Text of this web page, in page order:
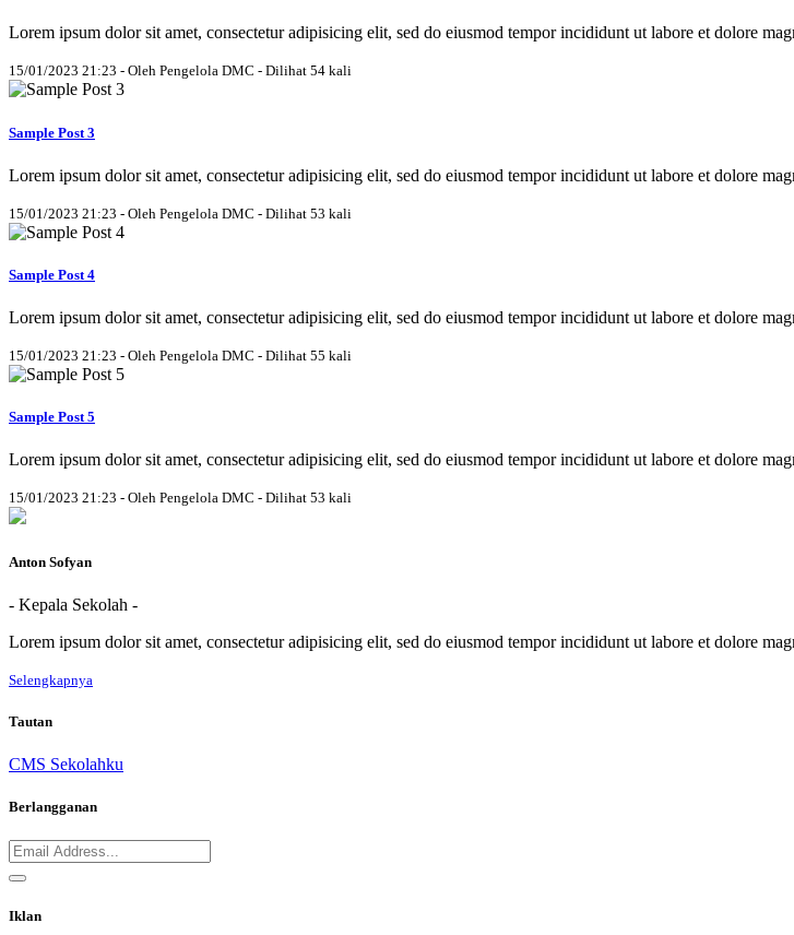
Lorem ipsum dolor sit amet, consectetur adipisicing elit, sed do eiusmod tempor incididunt ut labore et dolore
15/01/2023 21:23 - Oleh Pengelola DMC - Dilihat 54 kali
Sample Post 3
Lorem ipsum dolor sit amet, consectetur adipisicing elit, sed do eiusmod tempor incididunt ut labore et dolore
15/01/2023 21:23 - Oleh Pengelola DMC - Dilihat 53 kali
Sample Post 4
Lorem ipsum dolor sit amet, consectetur adipisicing elit, sed do eiusmod tempor incididunt ut labore et dolore
15/01/2023 21:23 - Oleh Pengelola DMC - Dilihat 55 kali
Sample Post 5
Lorem ipsum dolor sit amet, consectetur adipisicing elit, sed do eiusmod tempor incididunt ut labore et dolore
15/01/2023 21:23 - Oleh Pengelola DMC - Dilihat 53 kali
Anton Sofyan
- Kepala Sekolah -
Lorem ipsum dolor sit amet, consectetur adipisicing elit, sed do eiusmod tempor incididunt ut labore et dolore
Selengkapnya
Tautan
CMS Sekolahku
Berlangganan
Iklan